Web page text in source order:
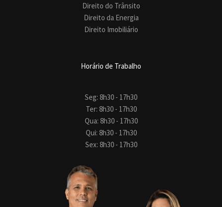
Direito do Trânsito
Direito da Energia
Direito Imobiliário
Horário de Trabalho
Seg: 8h30 - 17h30
Ter: 8h30 - 17h30
Qua: 8h30 - 17h30
Qui: 8h30 - 17h30
Sex: 8h30 - 17h30